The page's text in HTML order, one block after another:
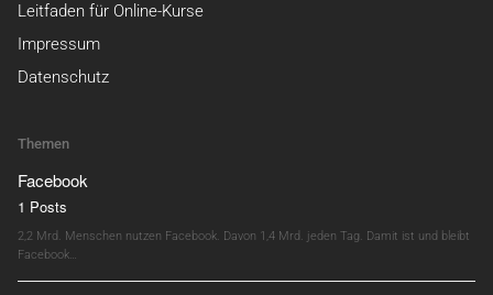
Leitfaden für Online-Kurse
Impressum
Datenschutz
Themen
Facebook
1 Posts
2,2 Mrd. Menschen nutzen Facebook. Davon 1,4 Mrd. jeden Tag. Damit ist und bleibt
Facebook…